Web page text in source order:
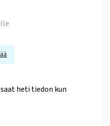
heti tiedon kun